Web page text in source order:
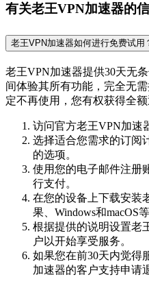
有关老王VPN加速器的
老王VPN加速器如何进行免费试用
老王VPN加速器提供30天无
间体验其所有功能，完全无
定不再使用，您有权获得全
访问官方老王VPN加速
选择适合您需求的订阅
的选项。
使用您的电子邮件注册
行支付。
在您的设备上下载安装
果、Windows和macOS
根据提供的说明设置老
户以开始享受服务。
如果您在前30天内觉得
加速器的客户支持申请